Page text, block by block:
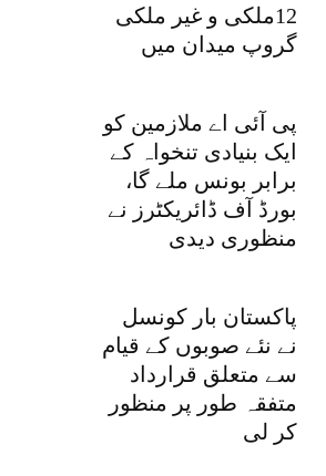
12ملکی و غیر ملکی
گروپ میدان میں
پی آئی اے ملازمین کو
ایک بنیادی تنخواہ کے
برابر بونس ملے گا،
بورڈ آف ڈائریکٹرز نے
منظوری دیدی
پاکستان بار کونسل
نے نئے صوبوں کے قیام
سے متعلق قرارداد
متفقہ طور پر منظور
کر لی